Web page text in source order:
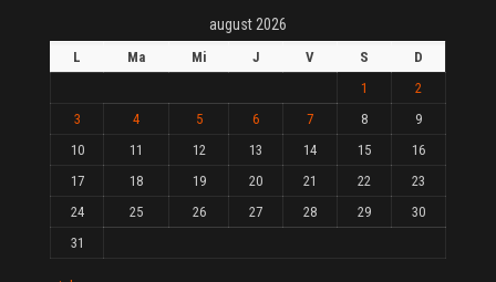
august 2026
L Ma Mi J V S
D
1
2
3
4 5 6 7 8
9
10
11 12 13 14 15
16
17
18 19 20 21 22
23
24
25 26 27 28 29
30
31